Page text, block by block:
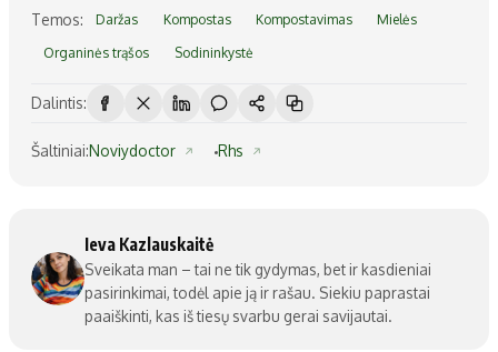
Temos: Daržas Kompostas Kompostavimas Mielės
Organinės trąšos Sodininkystė
Dalintis:
Šaltiniai:Noviydoctor Rhs
Ieva Kazlauskaitė
Sveikata man – tai ne tik gydymas, bet ir kasdieniai
pasirinkimai, todėl apie ją ir rašau. Siekiu paprastai
paaiškinti, kas iš tiesų svarbu gerai savijautai.